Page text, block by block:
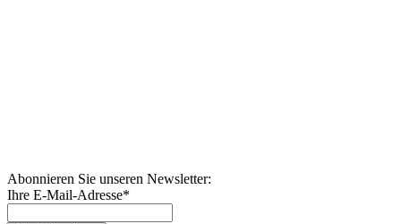
Abonnieren Sie unseren Newsletter:
Ihre E-Mail-Adresse*